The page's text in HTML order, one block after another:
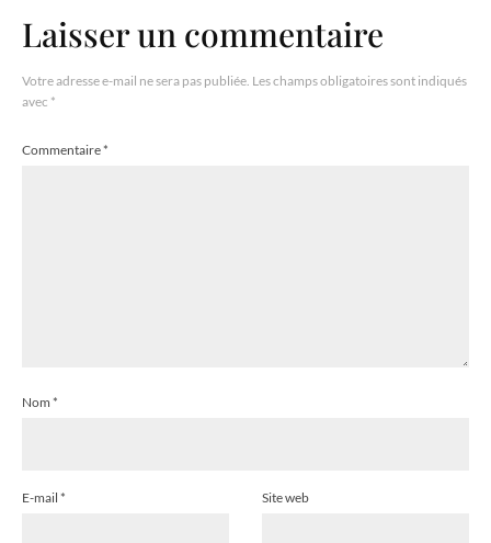
Laisser un commentaire
Votre adresse e-mail ne sera pas publiée. Les champs obligatoires sont indiqués
avec *
Commentaire*
Nom *
E-mail * Site web